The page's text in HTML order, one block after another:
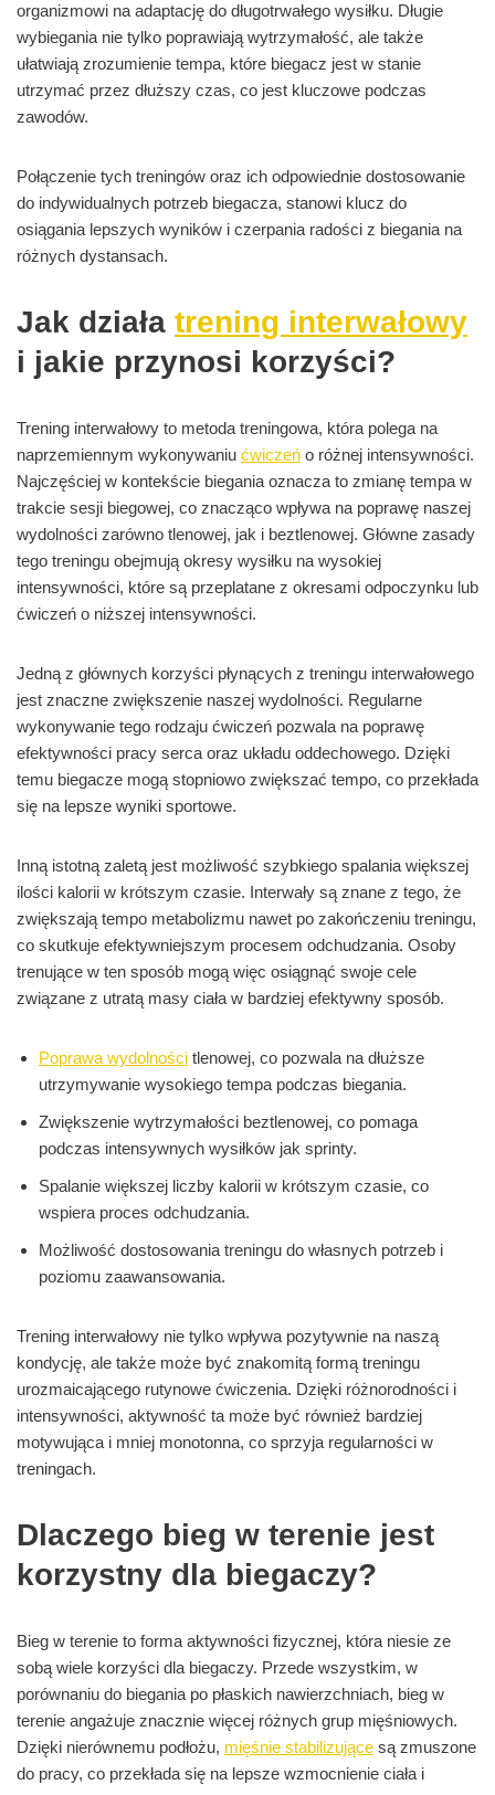
organizmowi na adaptację do długotrwałego wysiłku. Długie
wybiegania nie tylko poprawiają wytrzymałość, ale także
ułatwiają zrozumienie tempa, które biegacz jest w stanie
utrzymać przez dłuższy czas, co jest kluczowe podczas
zawodów.
Połączenie tych treningów oraz ich odpowiednie dostosowanie
do indywidualnych potrzeb biegacza, stanowi klucz do
osiągania lepszych wyników i czerpania radości z biegania na
różnych dystansach.
Jak działa trening interwałowy
i jakie przynosi korzyści?
Trening interwałowy to metoda treningowa, która polega na
naprzemiennym wykonywaniu ćwiczeń o różnej intensywności.
Najczęściej w kontekście biegania oznacza to zmianę tempa w
trakcie sesji biegowej, co znacząco wpływa na poprawę naszej
wydolności zarówno tlenowej, jak i beztlenowej. Główne zasady
tego treningu obejmują okresy wysiłku na wysokiej
intensywności, które są przeplatane z okresami odpoczynku lub
ćwiczeń o niższej intensywności.
Jedną z głównych korzyści płynących z treningu interwałowego
jest znaczne zwiększenie naszej wydolności. Regularne
wykonywanie tego rodzaju ćwiczeń pozwala na poprawę
efektywności pracy serca oraz układu oddechowego. Dzięki
temu biegacze mogą stopniowo zwiększać tempo, co przekłada
się na lepsze wyniki sportowe.
Inną istotną zaletą jest możliwość szybkiego spalania większej
ilości kalorii w krótszym czasie. Interwały są znane z tego, że
zwiększają tempo metabolizmu nawet po zakończeniu treningu,
co skutkuje efektywniejszym procesem odchudzania. Osoby
trenujące w ten sposób mogą więc osiągnąć swoje cele
związane z utratą masy ciała w bardziej efektywny sposób.
Poprawa wydolności tlenowej, co pozwala na dłuższe
utrzymywanie wysokiego tempa podczas biegania.
Zwiększenie wytrzymałości beztlenowej, co pomaga
podczas intensywnych wysiłków jak sprinty.
Spalanie większej liczby kalorii w krótszym czasie, co
wspiera proces odchudzania.
Możliwość dostosowania treningu do własnych potrzeb i
poziomu zaawansowania.
Trening interwałowy nie tylko wpływa pozytywnie na naszą
kondycję, ale także może być znakomitą formą treningu
urozmaicającego rutynowe ćwiczenia. Dzięki różnorodności i
intensywności, aktywność ta może być również bardziej
motywująca i mniej monotonna, co sprzyja regularności w
treningach.
Dlaczego bieg w terenie jest
korzystny dla biegaczy?
Bieg w terenie to forma aktywności fizycznej, która niesie ze
sobą wiele korzyści dla biegaczy. Przede wszystkim, w
porównaniu do biegania po płaskich nawierzchniach, bieg w
terenie angażuje znacznie więcej różnych grup mięśniowych.
Dzięki nierównemu podłożu, mięśnie stabilizujące są zmuszone
do pracy, co przekłada się na lepsze wzmocnienie ciała i